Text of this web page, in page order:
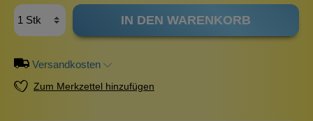
IN DEN WARENKORB
Versandkosten
Zum Merkzettel hinzufügen